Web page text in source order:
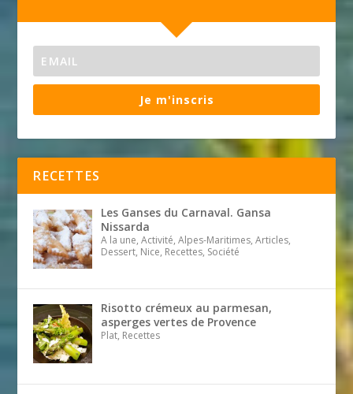
Je m'inscris
RECETTES
Les Ganses du Carnaval. Gansa
Nissarda
A la une, Activité, Alpes-Maritimes, Articles,
Dessert, Nice, Recettes, Société
Risotto crémeux au parmesan,
asperges vertes de Provence
Plat, Recettes